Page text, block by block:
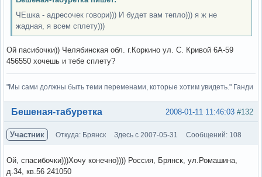
ЧЕшка - адресочек говори))) И будет вам тепло))) я ж не
жадная, я всем сплету)))
Ой пасибочки)) Челябинская обл. г.Коркино ул. С. Кривой 6А-59
456550 хочешь и тебе сплету?
"Мы сами должны быть теми переменами, которые хотим увидеть." Ганди
Вне форума #132
2008-01-11 11:46:03
Бешеная-табуретка
Участник Откуда: Брянск Здесь с 2007-05-31 Сообщений: 108
Ой, спасибочки)))Хочу конечно)))) Россия, Брянск, ул.Ромашина,
д.34, кв.56 241050